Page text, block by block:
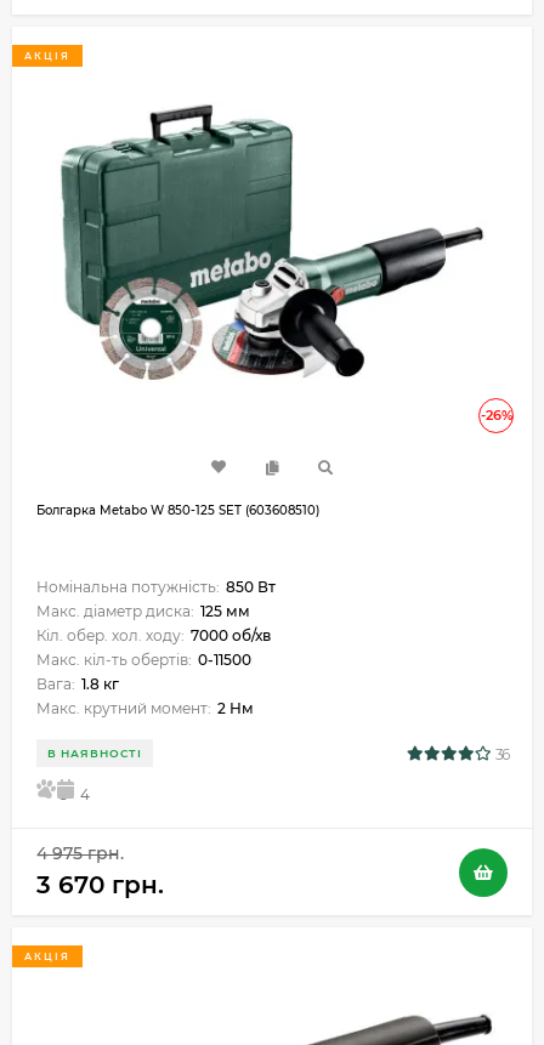
-26%
АКЦІЯ
Болгарка Metabo W 850-125 SET (603608510)
Номінальна потужність: 850 Вт
Макс. діаметр диска: 125 мм
Кіл. обер. хол. ходу: 7000 об/хв
Макс. кіл-ть обертів: 0-11500
Вага: 1.8 кг
Макс. крутний момент: 2 Нм
В НАЯВНОСТІ 36
5 4
4 975 грн.
3 670 грн.
АКЦІЯ